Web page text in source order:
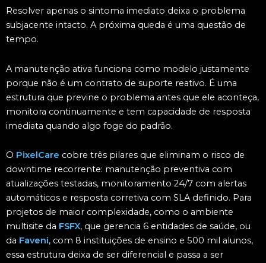
Resolver apenas o sintoma imediato deixa o problema
subjacente intacto. A próxima queda é uma questão de
tempo.
A manutenção ativa funciona como modelo justamente
porque não é um contrato de suporte reativo. É uma
estrutura que previne o problema antes que ele aconteça,
monitora continuamente e tem capacidade de resposta
imediata quando algo foge do padrão.
O PixelCare cobre três pilares que eliminam o risco de
downtime recorrente: manutenção preventiva com
atualizações testadas, monitoramento 24/7 com alertas
automáticos e resposta corretiva com SLA definido. Para
projetos de maior complexidade, como o ambiente
multisite da FSFX, que gerencia 6 entidades de saúde, ou
da Faveni, com 8 instituições de ensino e 500 mil alunos,
essa estrutura deixa de ser diferencial e passa a ser